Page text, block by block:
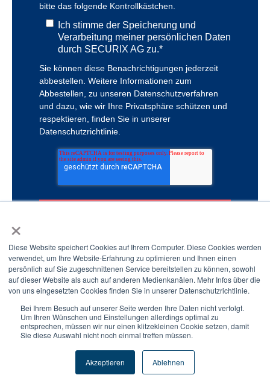
×
Diese Website speichert Cookies auf Ihrem Computer. Diese Cookies werden
verwendet, um Ihre Website-Erfahrung zu optimieren und Ihnen einen
persönlich auf Sie zugeschnittenen Service bereitstellen zu können, sowohl
auf dieser Website als auch auf anderen Medienkanälen. Mehr Infos über die
von uns eingesetzten Cookies finden Sie in unserer Datenschutzrichtlinie.
Bei Ihrem Besuch auf unserer Seite werden Ihre Daten nicht verfolgt.
Um Ihren Wünschen und Einstellungen allerdings optimal zu
entsprechen, müssen wir nur einen klitzekleinen Cookie setzen, damit
Sie diese Auswahl nicht noch einmal treffen müssen.
Akzeptieren Ablehnen
bitte das folgende Kontrollkästchen.
Ich stimme der Speicherung und
Verarbeitung meiner persönlichen Daten
durch SECURIX AG zu.*
Sie können diese Benachrichtigungen jederzeit
abbestellen. Weitere Informationen zum
Abbestellen, zu unseren Datenschutzverfahren
und dazu, wie wir Ihre Privatsphäre schützen und
respektieren, finden Sie in unserer
Datenschutzrichtlinie.
Copyright © 2023 SECURIX AG. All Rights Reserved.